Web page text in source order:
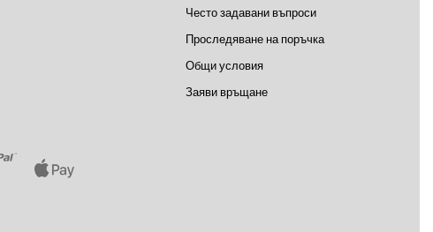
Често задавани въпроси
Проследяване на поръчка
Общи условия
Заяви връщане